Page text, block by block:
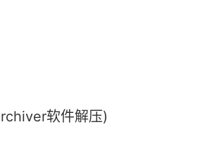
软件解压)